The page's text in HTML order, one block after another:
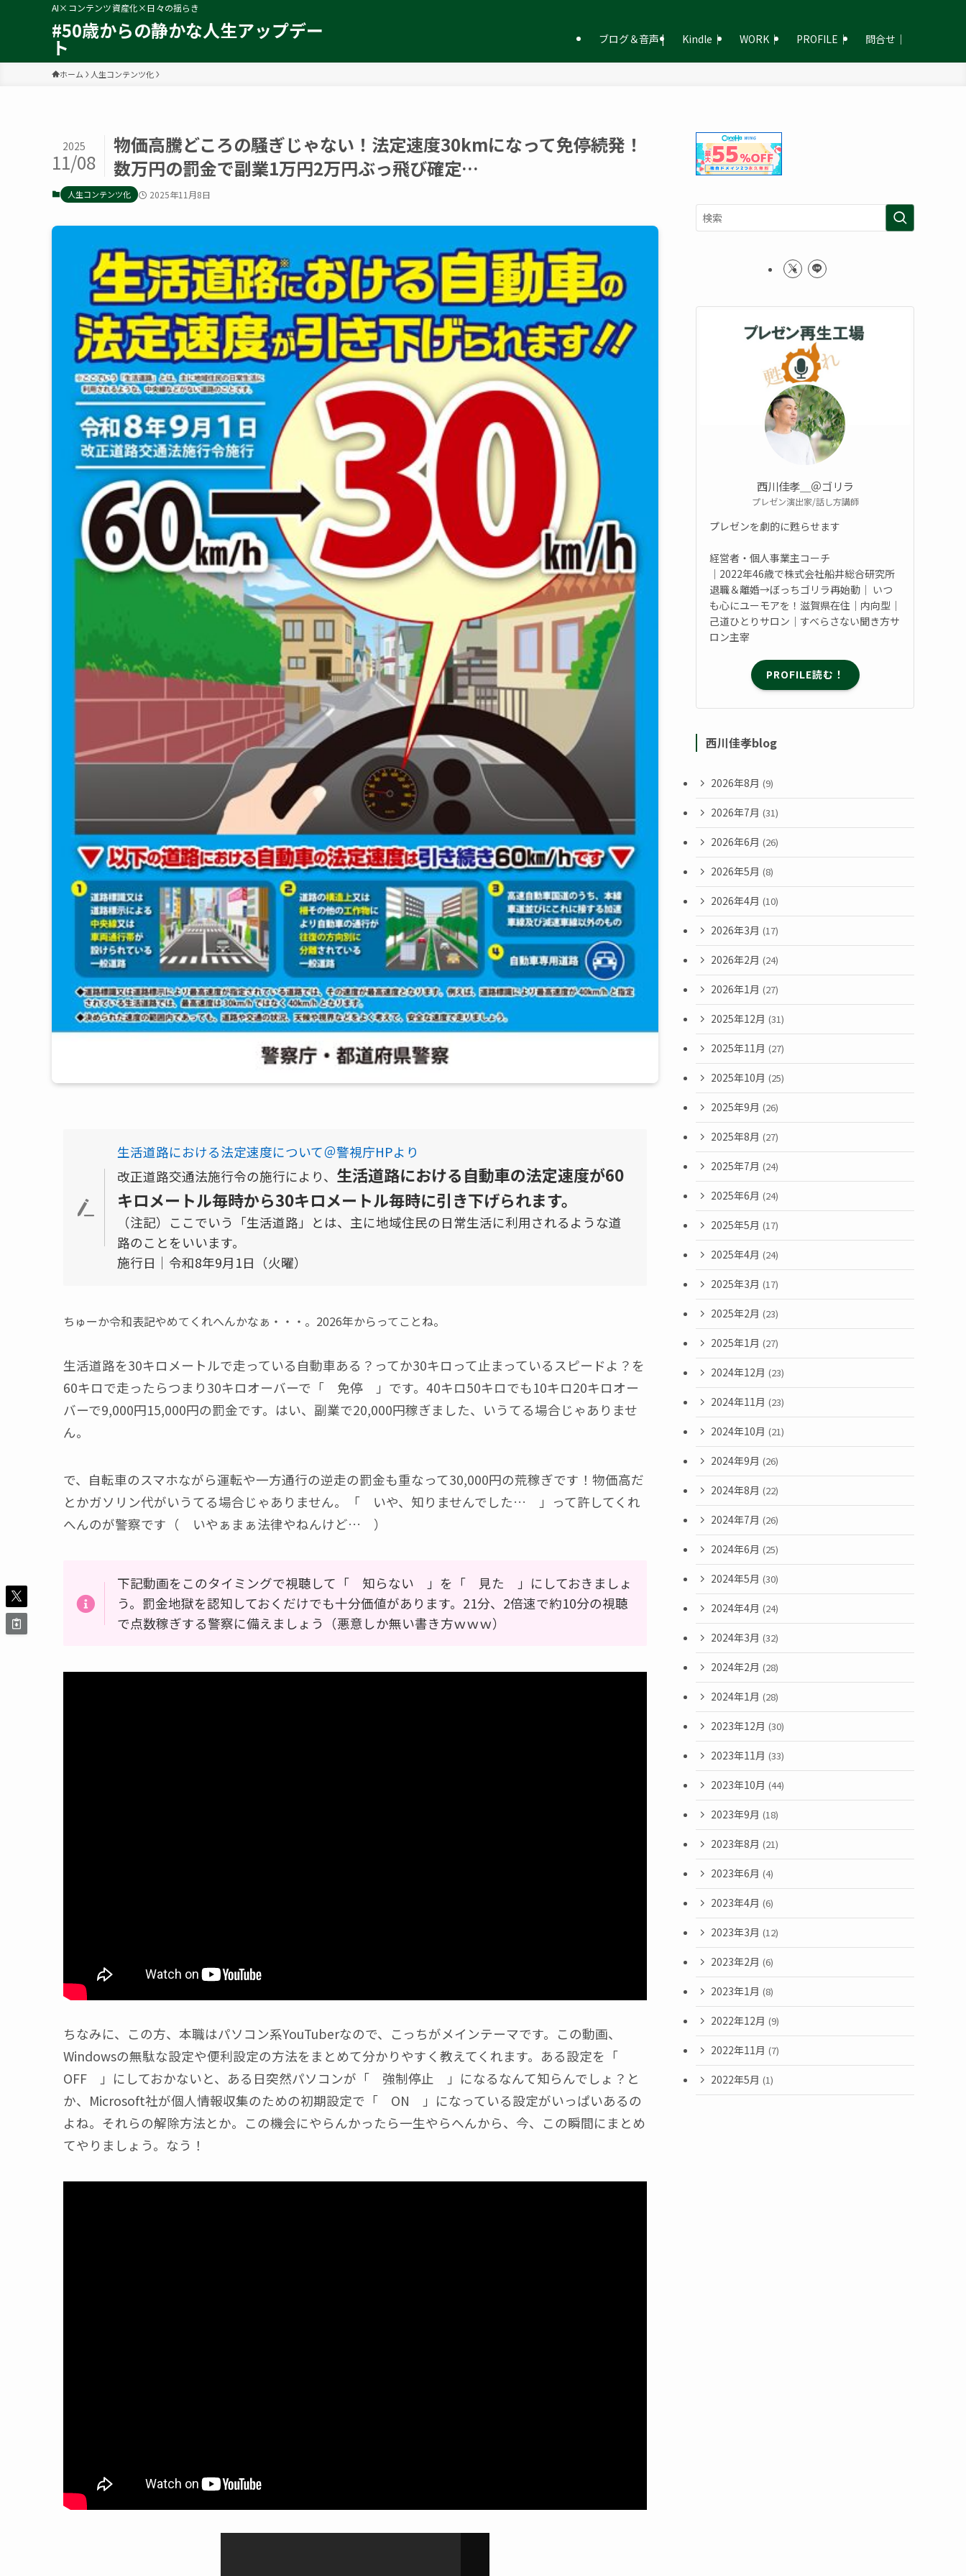
AI×コンテンツ資産化×日々の揺らき
#50歳からの静かな人生アップデー
ト ブログ＆音声 | Kindle｜ WORK｜ PROFILE｜ 問合せ｜
ホーム 人生コンテンツ化
物価高騰どころの騒ぎじゃない！法定速度30kmになって免停続発！
数万円の罰金で副業1万円2万円ぶっ飛び確定…
2025
11/08
人生コンテンツ化 2025年11月8日
生活道路における法定速度について＠警視庁HPより
改正道路交通法施行令の施行により、 生活道路における自動車の法定速度が60
キロメートル毎時から30キロメートル毎時に引き下げられます。
（注記）ここでいう「生活道路」とは、主に地域住民の日常生活に利用されるような道
路のことをいいます。
施行日｜令和8年9月1日（火曜）
ちゅーか令和表記やめてくれへんかなぁ・・・。2026年からってことね。
生活道路を30キロメートルで走っている自動車ある？ってか30キロって止まっているスピードよ？を
60キロで走ったらつまり30キロオーバーで「 免停 」です。40キロ50キロでも10キロ20キロオー
バーで9,000円15,000円の罰金です。はい、副業で20,000円稼ぎました、いうてる場合じゃありませ
ん。
で、自転車のスマホながら運転や一方通行の逆走の罰金も重なって30,000円の荒稼ぎです！物価高だ
とかガソリン代がいうてる場合じゃありません。「 いや、知りませんでした… 」って許してくれ
へんのが警察です（ いやぁまぁ法律やねんけど… ）
下記動画をこのタイミングで視聴して「 知らない 」を「 見た 」にしておきましょ
う。罰金地獄を認知しておくだけでも十分価値があります。21分、2倍速で約10分の視聴
で点数稼ぎする警察に備えましょう（悪意しか無い書き方ｗｗｗ）
ちなみに、この方、本職はパソコン系YouTuberなので、こっちがメインテーマです。この動画、
Windowsの無駄な設定や便利設定の方法をまとめて分かりやすく教えてくれます。ある設定を「
OFF 」にしておかないと、ある日突然パソコンが「 強制停止 」になるなんて知らんでしょ？と
か、Microsoft社が個人情報収集のための初期設定で「 ON 」になっている設定がいっぱいあるの
よね。それらの解除方法とか。この機会にやらんかったら一生やらへんから、今、この瞬間にまとめ
てやりましょう。なう！
西川佳孝＿＠ゴリラ
プレゼン演出家/話し方講師
プレゼンを劇的に甦らせます
経営者・個人事業主コーチ
｜2022年46歳で株式会社船井総合研究所
退職＆離婚→ぼっちゴリラ再始動｜ いつ
も心にユーモアを！滋賀県在住｜内向型｜
己道ひとりサロン｜すべらさない聞き方サ
ロン主宰
PROFILE読む！
西川佳孝blog
2026年8月 (9)
2026年7月 (31)
2026年6月 (26)
2026年5月 (8)
2026年4月 (10)
2026年3月 (17)
2026年2月 (24)
2026年1月 (27)
2025年12月 (31)
2025年11月 (27)
2025年10月 (25)
2025年9月 (26)
2025年8月 (27)
2025年7月 (24)
2025年6月 (24)
2025年5月 (17)
2025年4月 (24)
2025年3月 (17)
2025年2月 (23)
2025年1月 (27)
2024年12月 (23)
2024年11月 (23)
2024年10月 (21)
2024年9月 (26)
2024年8月 (22)
2024年7月 (26)
2024年6月 (25)
2024年5月 (30)
2024年4月 (24)
2024年3月 (32)
2024年2月 (28)
2024年1月 (28)
2023年12月 (30)
2023年11月 (33)
2023年10月 (44)
2023年9月 (18)
2023年8月 (21)
2023年6月 (4)
2023年4月 (6)
2023年3月 (12)
2023年2月 (6)
2023年1月 (8)
2022年12月 (9)
2022年11月 (7)
2022年5月 (1)